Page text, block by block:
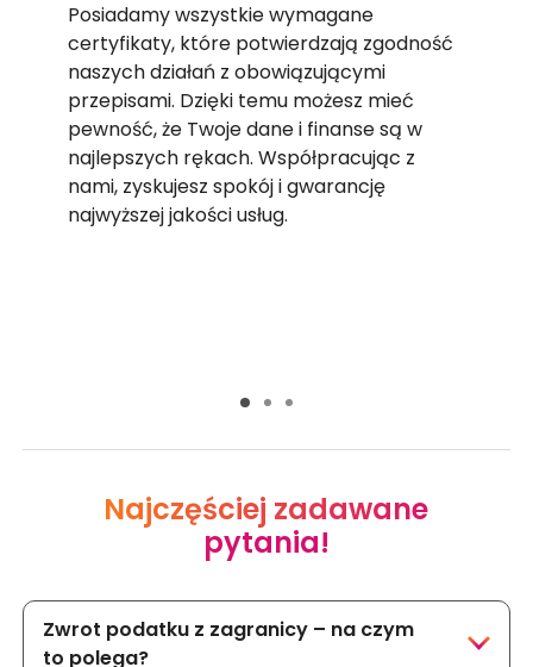
Posiadamy wszystkie wymagane
certyfikaty, które potwierdzają zgodność
naszych działań z obowiązującymi
przepisami. Dzięki temu możesz mieć
pewność, że Twoje dane i finanse są w
najlepszych rękach. Współpracując z
nami, zyskujesz spokój i gwarancję
najwyższej jakości usług.
Najczęściej zadawane
pytania!
Zwrot podatku z zagranicy – na czym
to polega?